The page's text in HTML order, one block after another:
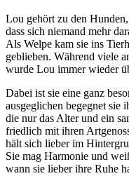
Lou gehört zu den
dass sich niemand mehr
Als Welpe kam sie ins
geblieben. Während viele
wurde Lou immer wieder
Dabei ist sie eine ganz
ausgeglichen begegnet sie
die nur das Alter und ein
friedlich mit ihren
hält sich lieber im
Sie mag Harmonie und
wann sie lieber ihre Ruhe